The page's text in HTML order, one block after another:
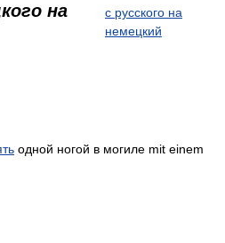
на
с русского на
немецкий
одной ногой в могиле mit einem